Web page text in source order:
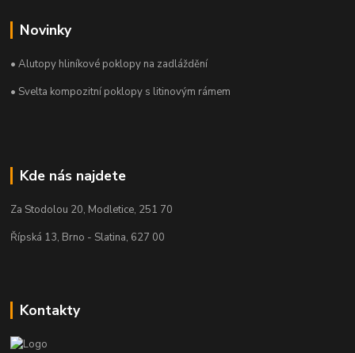
Novinky
• Alutopy hliníkové poklopy na zadláždění
• Svelta kompozitní poklopy s litinovým rámem
Kde nás najdete
Za Stodolou 20, Modletice, 251 70
Řípská 13, Brno - Slatina, 627 00
Kontakty